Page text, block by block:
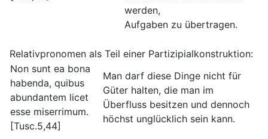
werden,
Aufgaben zu übertragen.
Relativpronomen als Teil einer Partizipialkonstruktion:
Non sunt ea bona
habenda, quibus
abundantem licet
esse miserrimum.
[Tusc.5,44]
Man darf diese Dinge nicht für
Güter halten, die man im
Überfluss besitzen und dennoch
höchst unglücklich sein kann.